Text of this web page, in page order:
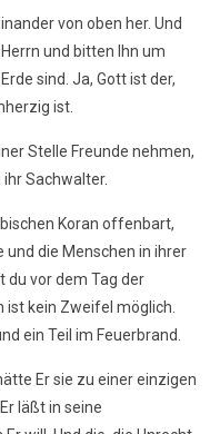
von oben her. Und
und bitten Ihn um
sind. Ja, Gott ist der,
ist.
Stelle Freunde nehmen,
Sachwalter.
Koran offenbart,
die Menschen in ihrer
du vor dem Tag der
kein Zweifel möglich.
ein Teil im Feuerbrand.
Er sie zu einer einzigen
läßt in seine